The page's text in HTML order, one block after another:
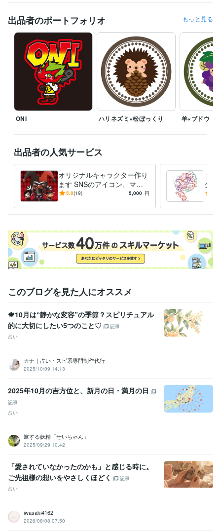
出品者のポートフォリオ もっと見る
ONI ハリネズミ×松ぼっくり 羊×ブドウ
出品者の人気サービス
オリジナルキャラクター作り
ます SNSのアイコン、マス
コット、ゲーム用のキャラク
5.0(19) 5,000 円
ト
タト
エン
このブログを見た人にオススメ
🍁10月は“静かな変容”の季節？スピリチュアル
的に大切にしたい5つのこと♡
記事
占い
カナ｜占い・スピ系専門制作代行
2025/10/09 14:13
2025年10月の吉方位と、新月の日・満月の日
記事
占い
旅する妖精「せいちゃん」
2025/09/29 10:42
「愛されていなかったのかも」と感じる時に。
ご先祖様の想いをやさしくほどく
記事
占い
iwasaki4162
2026/08/08 07:50